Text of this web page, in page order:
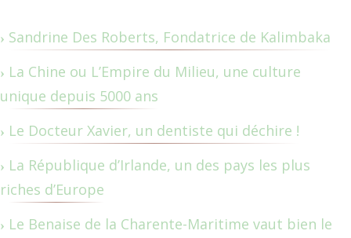
Sandrine Des Roberts, Fondatrice de Kalimbaka
La Chine ou L’Empire du Milieu, une culture
unique depuis 5000 ans
Le Docteur Xavier, un dentiste qui déchire !
La République d’Irlande, un des pays les plus
riches d’Europe
Le Benaise de la Charente-Maritime vaut bien le